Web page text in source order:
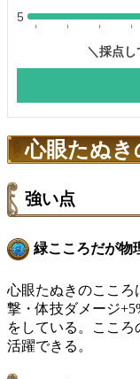
心眼たぬ
強い点
緑こころだが物
心眼たぬきのこころ
撃・体技ダメージ
をしている。ここ
活躍できる。